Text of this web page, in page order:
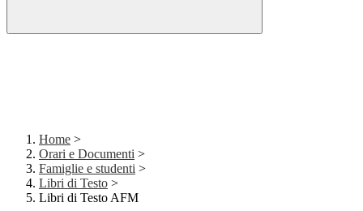
Home >
Orari e Documenti >
Famiglie e studenti >
Libri di Testo >
Libri di Testo AFM